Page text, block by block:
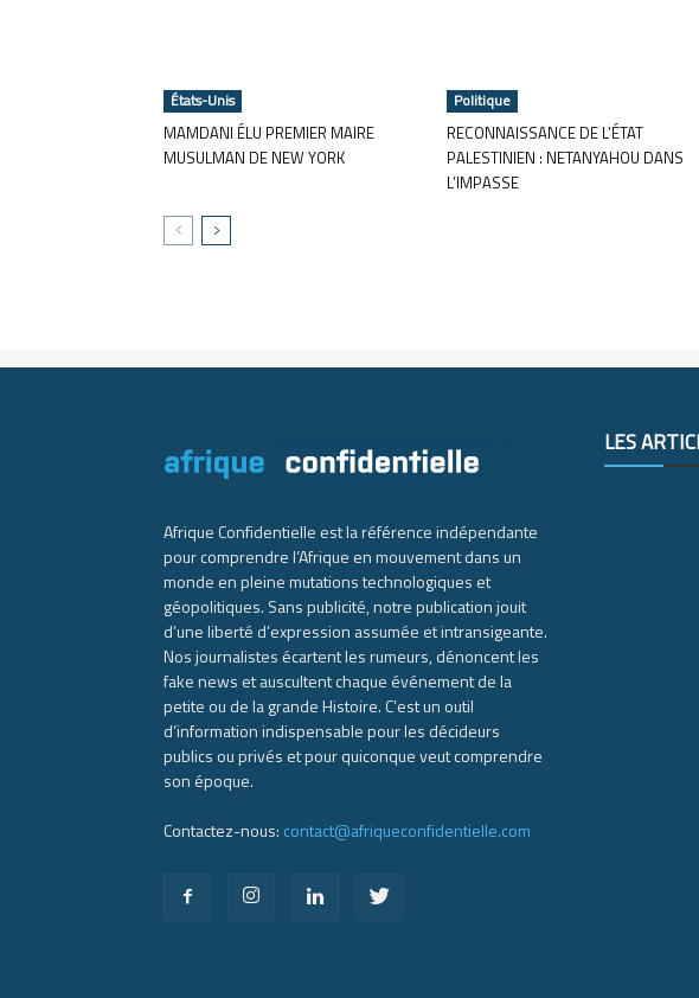
États-Unis
MAMDANI ÉLU PREMIER MAIRE
MUSULMAN DE NEW YORK
Politique
RECONNAISSANCE DE L’ÉTAT
PALESTINIEN : NETANYAHOU DANS
L’IMPASSE
Afrique Confidentielle est la référence indépendante
pour comprendre l’Afrique en mouvement dans un
monde en pleine mutations technologiques et
géopolitiques. Sans publicité, notre publication jouit
d’une liberté d’expression assumée et intransigeante.
Nos journalistes écartent les rumeurs, dénoncent les
fake news et auscultent chaque événement de la
petite ou de la grande Histoire. C’est un outil
d’information indispensable pour les décideurs
publics ou privés et pour quiconque veut comprendre
son époque.
Contactez-nous: contact@afriqueconfidentielle.com
LES